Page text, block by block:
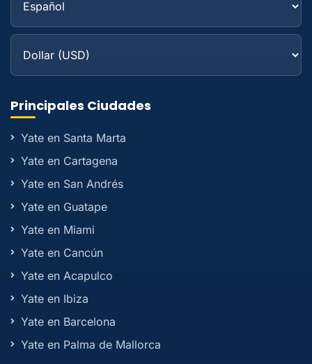
Principales Ciudades
Yate en Santa Marta
Yate en Cartagena
Yate en San Andrés
Yate en Guatape
Yate en Miami
Yate en Cancún
Yate en Acapulco
Yate en Ibiza
Yate en Barcelona
Yate en Palma de Mallorca